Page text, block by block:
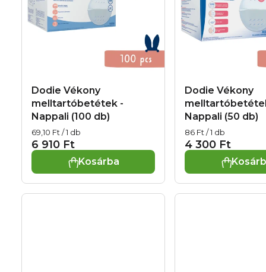
d
e
é
s
e
m
t
Dodie Vékony
melltartóbetétek -
Nappali (100 db)
6 910 Ft
Egységár:
69,10 Ft / 1 db
Kosárba
Dodie Vékony
Nappali (50 db)
4 300 Ft
Egységár:
86 Ft / 1 db